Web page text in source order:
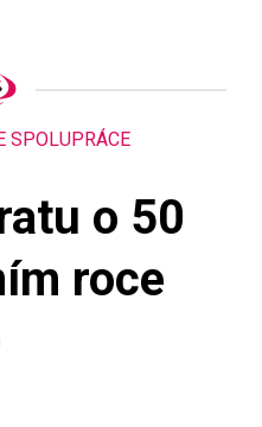
SPOLUPRÁCE
o 50
roce